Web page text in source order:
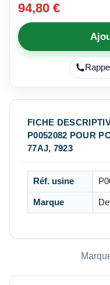
94,80 €
FICHE
P0052082 POUR
77AJ, 7923
Réf. usine
Marque